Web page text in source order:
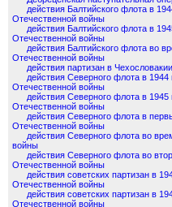
действия Балтийского флота в
Отечественной войны
действия Балтийского флота в
Отечественной войны
действия Балтийского флота во
Отечественной войны
действия партизан в
действия Северного флота в
Отечественной войны
действия Северного флота в
Отечественной войны
действия Северного флота в
Отечественной войны
действия Северного флота во
войны
действия Северного флота во
Отечественной войны
действия советских партизан в
Отечественной войны
действия советских партизан в
Отечественной войны